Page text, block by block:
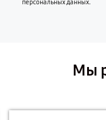
персональных данных.
Мы